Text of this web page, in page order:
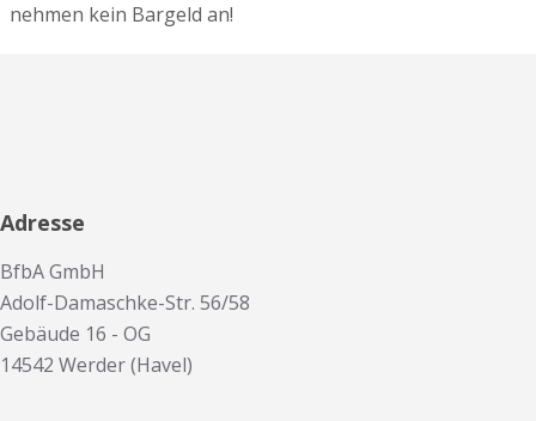
nehmen kein Bargeld an!
Adresse
BfbA GmbH
Adolf-Damaschke-Str. 56/58
Gebäude 16 - OG
14542 Werder (Havel)